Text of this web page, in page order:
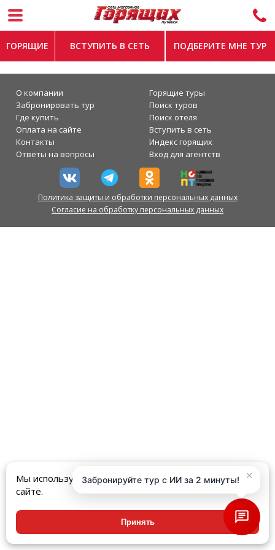
ГОРЯЩИЕ ВСТУПИТЬ В СЕТЬ ПОДБЕРИТЕ МНЕ ТУР
О компании
Горящие туры
Забронировать тур
Поиск туров
Где купить
Поиск отеля
Оплата на сайте
Вступить в сеть
Контакты
Индекс горящих
Ответы на вопросы
Вход для агентств
Политика защиты и обработки персональных данных
Согласие на обработку персональных данных
Мы используем куки, чтобы улучшить ваш опыт на
сайте.
Принять
×
Забронируйте тур с ИИ за 2 минуты!